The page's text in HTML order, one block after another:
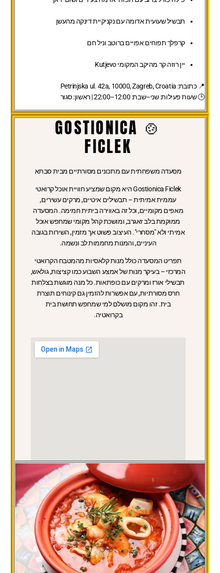
תבשיל שעועית אדומה עם נקניקיית דינקה מהעשן
קרפלך תפוחים אפויים ברוטב וניל חם
יין רוזה קר מהיקב המקומי Kutjevo
📍כתובת:
🕒שעות פעילות:שני–שבת: 12:00–22:00 | ראשון: סגור
🍲 GOSTIONICA
FICLEK
מסעדה משפחתית עם מתכונים מסורתיים מבית סבתא
Gostionica Ficlek היא מקום שמציע חוויית אוכל קרואטי
עממית אמיתית – תבשילים איטיים, מרקים עשירים,
מאפים מקומיים, וכל זה באווירה ביתית חמימה. המסעדה
ממוקמת בלב זאגרב, ומושכת קהל מקומי שמחפש אוכל
אמיתי ולא "מסחרי". העיצוב פשוט אך מזמין, השירות בגובה
העיניים, והמנות מחממות לב ונשמה.
תפריט המסעדה כולל מנות קלאסיות מהמטבח הקרואטי
המרכזי – בעיקר מנות של אמצע השבוע כמו קציצות, גולאש,
תבשילי אורז ומרקים עם כופתאות. כל מנה מוגשת בצלחות
חרס מסורתיות, עם אפשרות להזמין גם קינוחים תוצרת
בית. זהו מקום מושלם למי שמחפש תחושת בית
בקרואטיה.